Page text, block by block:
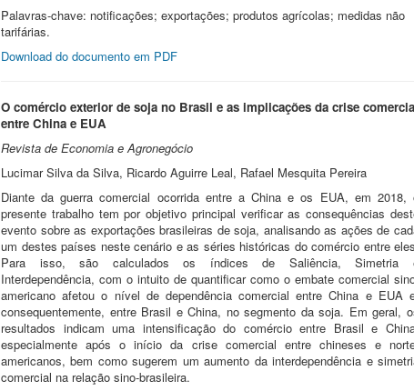
Palavras-chave: notificações; exportações; produtos agrícolas; medidas não
tarifárias.
Download do documento em PDF
O comércio exterior de soja no Brasil e as implicações da crise
entre China e EUA
Revista de Economia e Agronegócio
Lucimar Silva da Silva, Ricardo Aguirre Leal, Rafael Mesquita Pereira
Diante da guerra comercial ocorrida entre a China e os EUA, em 2018,
presente trabalho tem por objetivo principal verificar as consequências
evento sobre as exportações brasileiras de soja, analisando as ações de
um destes países neste cenário e as séries históricas do comércio entre
Para isso, são calculados os índices de Saliência, Simetria
Interdependência, com o intuito de quantificar como o embate comercial
americano afetou o nível de dependência comercial entre China e EUA
consequentemente, entre Brasil e China, no segmento da soja. Em geral,
resultados indicam uma intensificação do comércio entre Brasil e
especialmente após o início da crise comercial entre chineses e
americanos, bem como sugerem um aumento da interdependência e
comercial na relação sino-brasileira.